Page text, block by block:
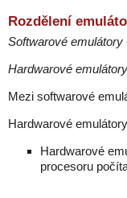
Rozdělení
Softwarové emulátory
Hardwarové emulátory
Mezi softwarové
Hardwarové
Hardwarové
procesoru